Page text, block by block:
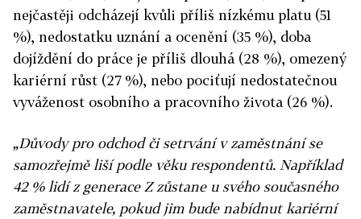
nejčastěji odcházejí kvůli příliš nízkému platu (51
%), nedostatku uznání a ocenění (35 %), doba
dojíždění do práce je příliš dlouhá (28 %), omezený
kariérní růst (27 %), nebo pociťují nedostatečnou
vyváženost osobního a pracovního života (26 %).
„Důvody pro odchod či setrvání v zaměstnání se
samozřejmě liší podle věku respondentů. Například
42 % lidí z generace Z zůstane u svého současného
zaměstnavatele, pokud jim bude nabídnut kariérní